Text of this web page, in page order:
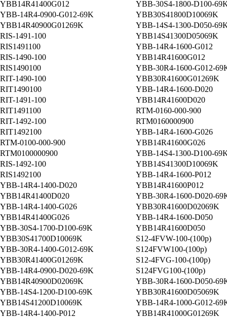
YBB14R41400G012
YBB-30S4-1800-D100-
YBB-14R4-0900-G012-69K
YBB30S41800D10069K
YBB14R40900G01269K
YBB-14S4-1300-D050-
RIS-1491-100
YBB14S41300D05069K
RIS1491100
YBB-14R4-1600-G012
RIS-1490-100
YBB14R41600G012
RIS1490100
YBB-30R4-1600-G012-
RIT-1490-100
YBB30R41600G01269K
RIT1490100
YBB-14R4-1600-D020
RIT-1491-100
YBB14R41600D020
RIT1491100
RTM-0160-000-900
RIT-1492-100
RTM0160000900
RIT1492100
YBB-14R4-1600-G026
RTM-0100-000-900
YBB14R41600G026
RTM0100000900
YBB-14S4-1300-D100-
RIS-1492-100
YBB14S41300D10069K
RIS1492100
YBB-14R4-1600-P012
YBB-14R4-1400-D020
YBB14R41600P012
YBB14R41400D020
YBB-30R4-1600-D020-
YBB-14R4-1400-G026
YBB30R41600D02069K
YBB14R41400G026
YBB-14R4-1600-D050
YBB-30S4-1700-D100-69K
YBB14R41600D050
YBB30S41700D10069K
S12-4FVW-100-(100p)
YBB-30R4-1400-G012-69K
S124FVW100-(100p)
YBB30R41400G01269K
S12-4FVG-100-(100p)
YBB-14R4-0900-D020-69K
S124FVG100-(100p)
YBB14R40900D02069K
YBB-30R4-1600-D050-
YBB-14S4-1200-D100-69K
YBB30R41600D05069K
YBB14S41200D10069K
YBB-14R4-1000-G012-
YBB-14R4-1400-P012
YBB14R41000G01269K